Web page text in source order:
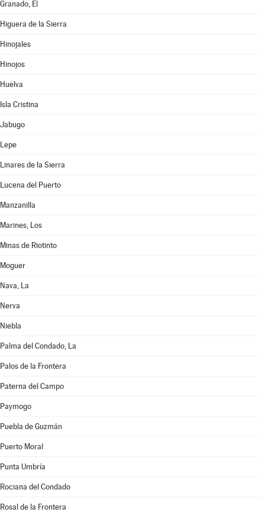
Granado, El
Higuera de la Sierra
Hinojales
Hinojos
Huelva
Isla Cristina
Jabugo
Lepe
Linares de la Sierra
Lucena del Puerto
Manzanilla
Marines, Los
Minas de Riotinto
Moguer
Nava, La
Nerva
Niebla
Palma del Condado, La
Palos de la Frontera
Paterna del Campo
Paymogo
Puebla de Guzmán
Puerto Moral
Punta Umbría
Rociana del Condado
Rosal de la Frontera